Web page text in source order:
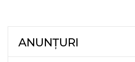
ANUNȚURI